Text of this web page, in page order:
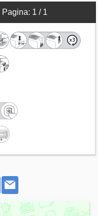
Pagina: 1 / 1